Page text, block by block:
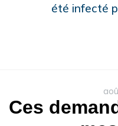
été infecté
Ces